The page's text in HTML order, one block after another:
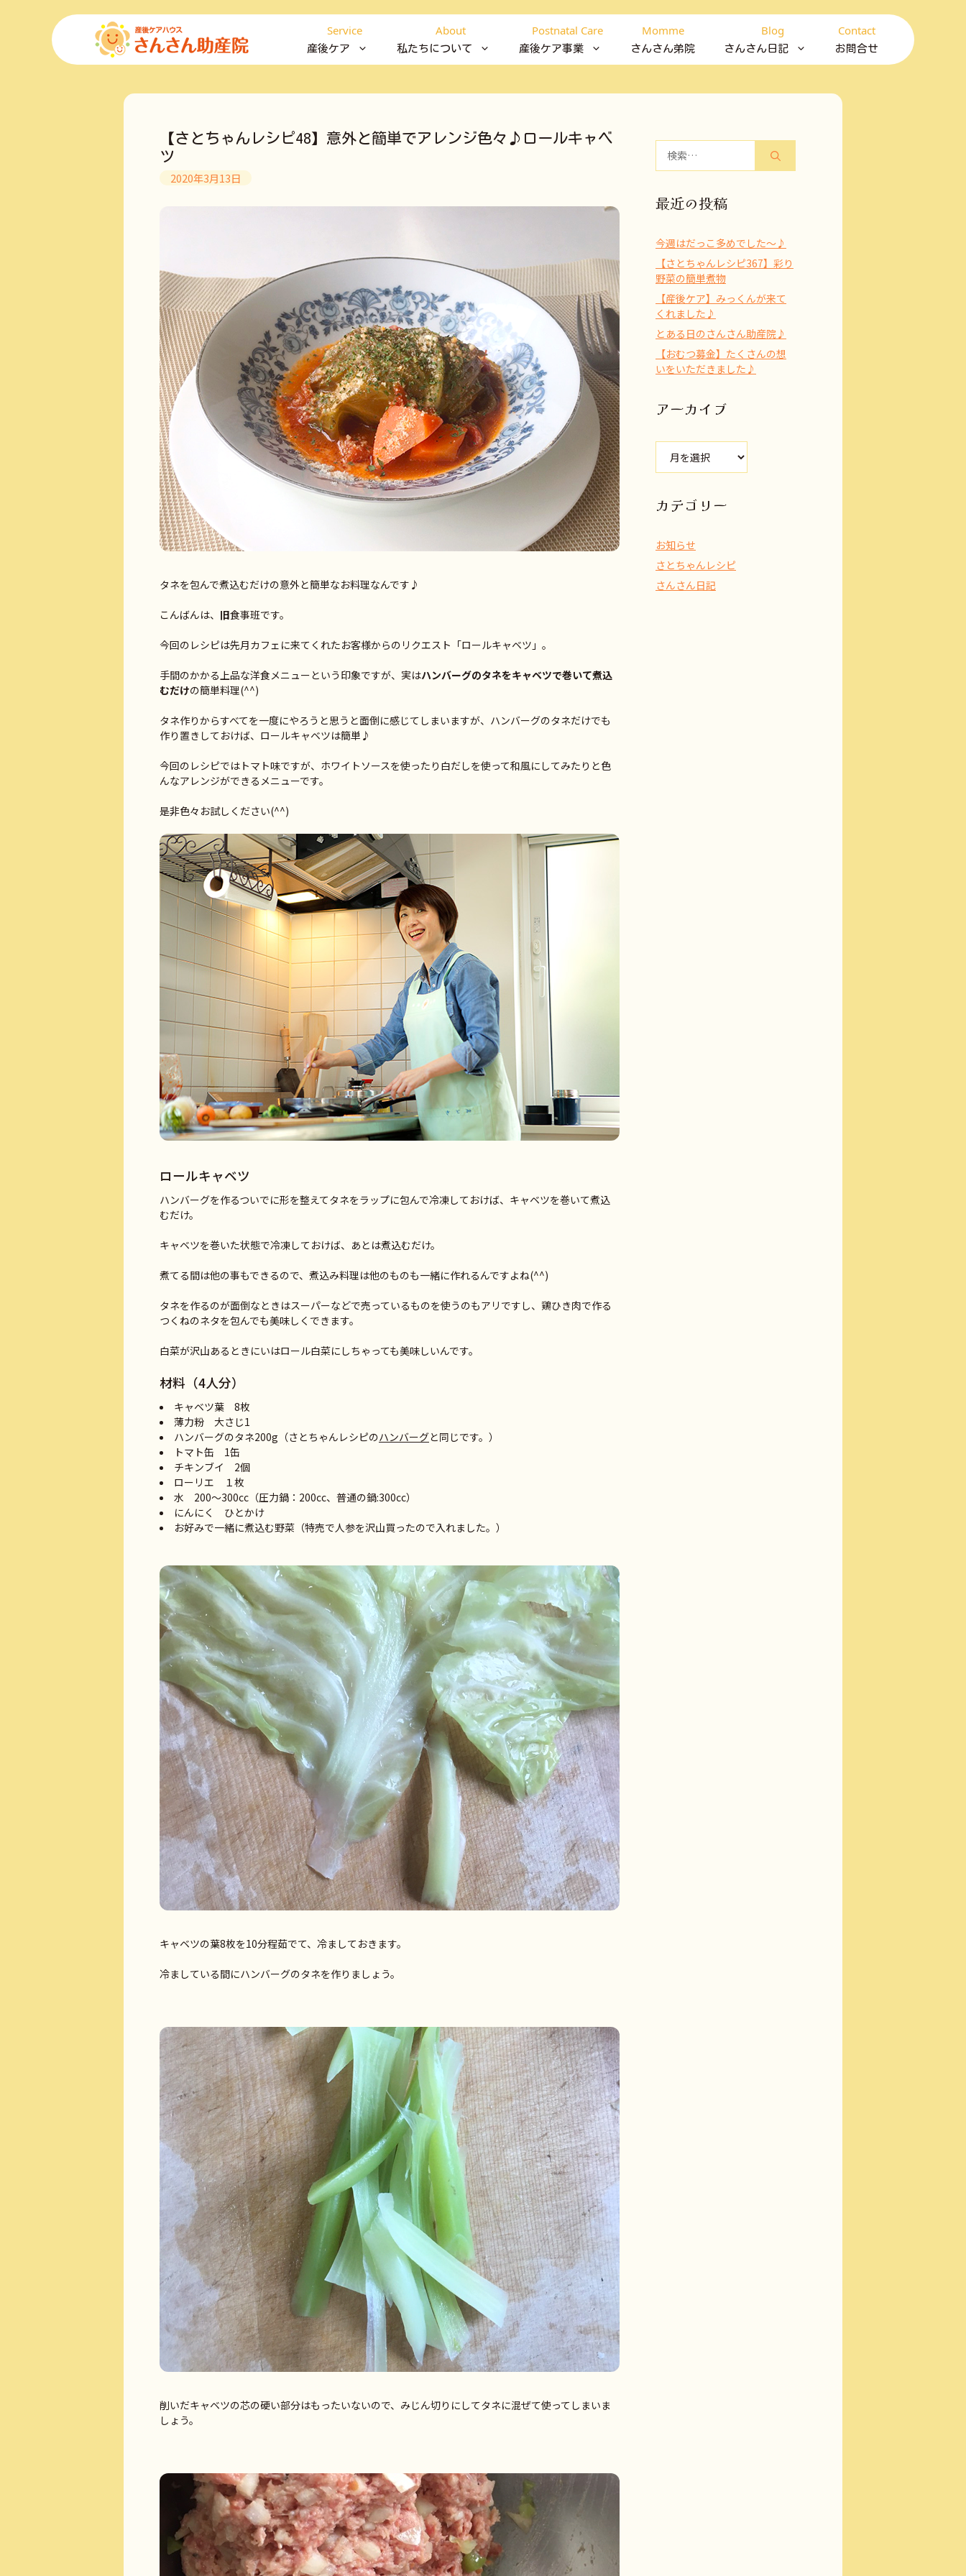
Service
産後ケア
About
私たちについて
Postnatal Care
産後ケア事業
Momme
さんさん弟院
Blog
さんさん日記
Contact
お問合せ
【さとちゃんレシピ48】意外と簡単でアレンジ色々♪ロールキャベ
ツ
2020年3月13日
タネを包んで煮込むだけの意外と簡単なお料理なんです♪
こんばんは、 旧食事班です。
今回のレシピは先月カフェに来てくれたお客様からのリクエスト「ロールキャベツ」。
手間のかかる上品な洋食メニューという印象ですが、実はハンバーグのタネをキャベツで巻いて煮込
むだけの簡単料理(^^)
タネ作りからすべてを一度にやろうと思うと面倒に感じてしまいますが、ハンバーグのタネだけでも
作り置きしておけば、ロールキャベツは簡単♪
今回のレシピではトマト味ですが、ホワイトソースを使ったり白だしを使って和風にしてみたりと色
んなアレンジができるメニューです。
是非色々お試しください(^^)
ロールキャベツ
ハンバーグを作るついでに形を整えてタネをラップに包んで冷凍しておけば、キャベツを巻いて煮込
むだけ。
キャベツを巻いた状態で冷凍しておけば、あとは煮込むだけ。
煮てる間は他の事もできるので、煮込み料理は他のものも一緒に作れるんですよね(^^)
タネを作るのが面倒なときはスーパーなどで売っているものを使うのもアリですし、鶏ひき肉で作る
つくねのネタを包んでも美味しくできます。
白菜が沢山あるときにいはロール白菜にしちゃっても美味しいんです。
材料（4人分）
キャベツ葉 8枚
薄力粉 大さじ1
ハンバーグのタネ200g（さとちゃんレシピのハンバーグと同じです。）
トマト缶 1缶
チキンブイ 2個
ローリエ １枚
水 200～300cc（圧力鍋：200cc、普通の鍋:300cc）
にんにく ひとかけ
お好みで一緒に煮込む野菜（特売で人参を沢山買ったので入れました。）
キャベツの葉8枚を10分程茹でて、冷ましておきます。
冷ましている間にハンバーグのタネを作りましょう。
削いだキャベツの芯の硬い部分はもったいないので、みじん切りにしてタネに混ぜて使ってしまいま
しょう。
最近の投稿
今週はだっこ多めでした～♪
【さとちゃんレシピ367】彩り
野菜の簡単煮物
【産後ケア】みっくんが来て
くれました♪
とある日のさんさん助産院♪
【おむつ募金】たくさんの想
いをいただきました♪
アーカイブ
ブ
カテゴリー
お知らせ
さとちゃんレシピ
さんさん日記